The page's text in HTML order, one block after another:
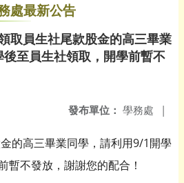
處最新公告
取員生社尾款股金的高三畢業
至員生社領取，開學前暫不
發布單位： 學務處 |
的高三畢業同學，請利用9/1開學
暫不發放，謝謝您的配合！